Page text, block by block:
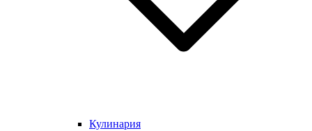
Кулинария